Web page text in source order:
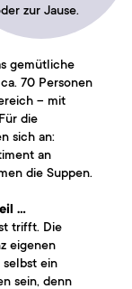
zur Jause.
gemütliche
70 Personen
– mit
die
sich an:
an
die Suppen.
…
trifft. Die
eigenen
ein
sein, denn